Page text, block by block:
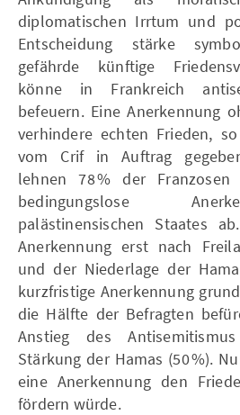
diplomatischen Irrtum und
Entscheidung stärke
gefährde künftige
könne in Frankreich
befeuern. Eine Anerkennung
verhindere echten Frieden,
vom Crif in Auftrag
lehnen 78 % der
bedingungslose
palästinensischen Staates
Anerkennung erst nach
und der Niederlage der
kurzfristige Anerkennung
die Hälfte der Befragten
Anstieg des
Stärkung der Hamas (50 %).
eine Anerkennung den
fördern würde.